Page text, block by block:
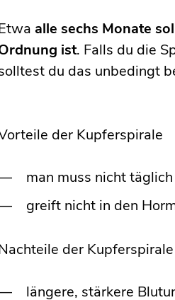
alle sechs Monate
ist. Falls du die
du das unbedingt
der Kupferspirale
man muss nicht
greift nicht in den
der Kupferspirale
längere, stärkere